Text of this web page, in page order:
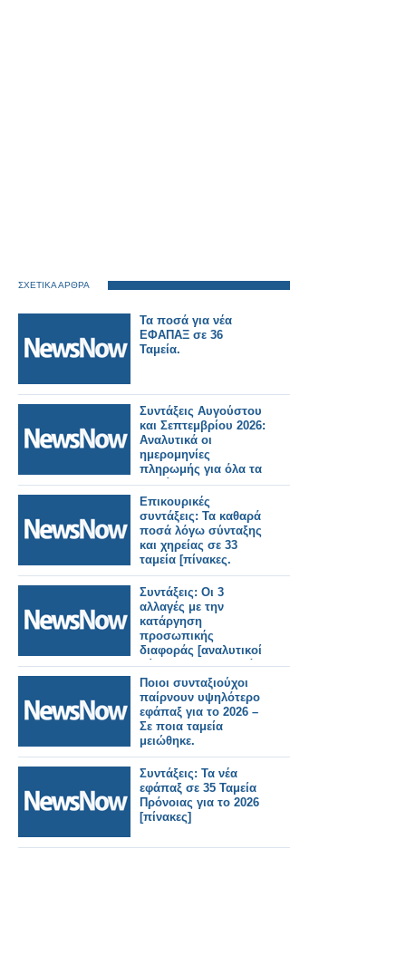
ΣΧΕΤΙΚΑ ΑΡΘΡΑ
Τα ποσά για νέα
ΕΦΑΠΑΞ σε 36
Ταμεία.
Συντάξεις Αυγούστου
και Σεπτεμβρίου 2026:
Αναλυτικά οι
ημερομηνίες
πληρωμής για όλα τα
Ταμεία.
Επικουρικές
συντάξεις: Τα καθαρά
ποσά λόγω σύνταξης
και χηρείας σε 33
ταμεία [πίνακες.
Συντάξεις: Οι 3
αλλαγές με την
κατάργηση
προσωπικής
διαφοράς [αναλυτικοί
πίνακες με τα τελικά
ποσά για όλα τα
ταμεία.
Ποιοι συνταξιούχοι
παίρνουν υψηλότερο
εφάπαξ για το 2026 –
Σε ποια ταμεία
μειώθηκε.
Συντάξεις: Τα νέα
εφάπαξ σε 35 Ταμεία
Πρόνοιας για το 2026
[πίνακες]